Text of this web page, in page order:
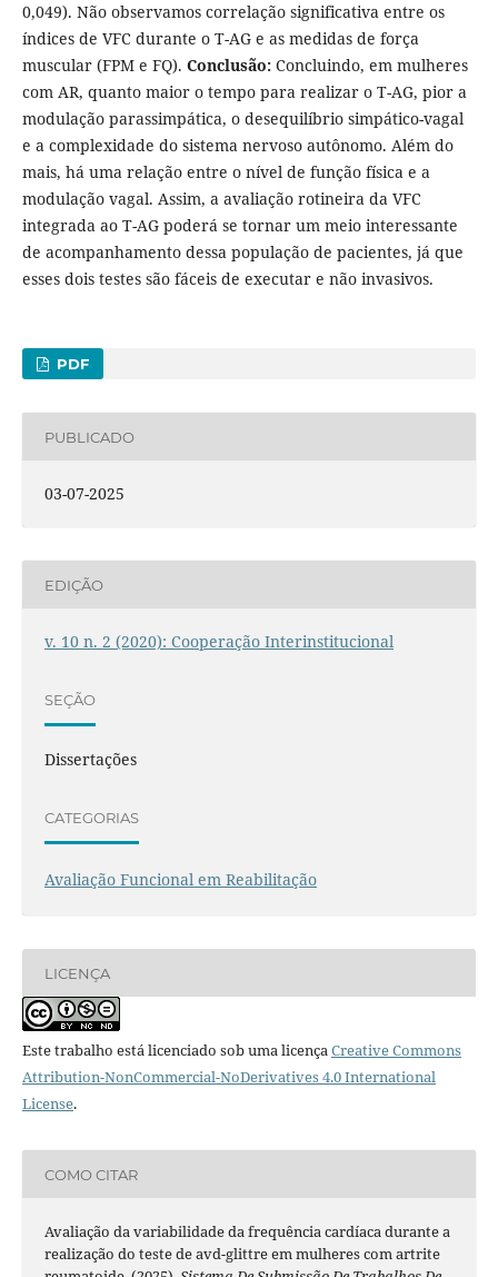
0,049). Não observamos correlação significativa entre os
índices de VFC durante o T-AG e as medidas de força
muscular (FPM e FQ). Conclusão: Concluindo, em mulheres
com AR, quanto maior o tempo para realizar o T-AG, pior a
modulação parassimpática, o desequilíbrio simpático-vagal
e a complexidade do sistema nervoso autônomo. Além do
mais, há uma relação entre o nível de função física e a
modulação vagal. Assim, a avaliação rotineira da VFC
integrada ao T-AG poderá se tornar um meio interessante
de acompanhamento dessa população de pacientes, já que
esses dois testes são fáceis de executar e não invasivos.
PDF
PUBLICADO
03-07-2025
EDIÇÃO
v. 10 n. 2 (2020): Cooperação Interinstitucional
SEÇÃO
Dissertações
CATEGORIAS
Avaliação Funcional em Reabilitação
LICENÇA
Este trabalho está licenciado sob uma licençaCreative Commons
Attribution-NonCommercial-NoDerivatives 4.0 International
License.
COMO CITAR
Avaliação da variabilidade da frequência cardíaca durante a
realização do teste de avd-glittre em mulheres com artrite